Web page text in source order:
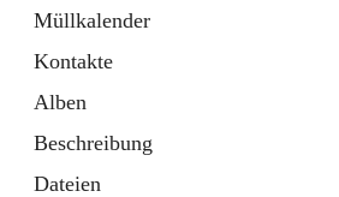
Müllkalender
Kontakte
Alben
Beschreibung
Dateien